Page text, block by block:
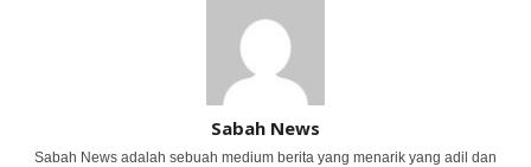
Sabah News
Sabah News adalah sebuah medium berita yang menarik yang adil dan